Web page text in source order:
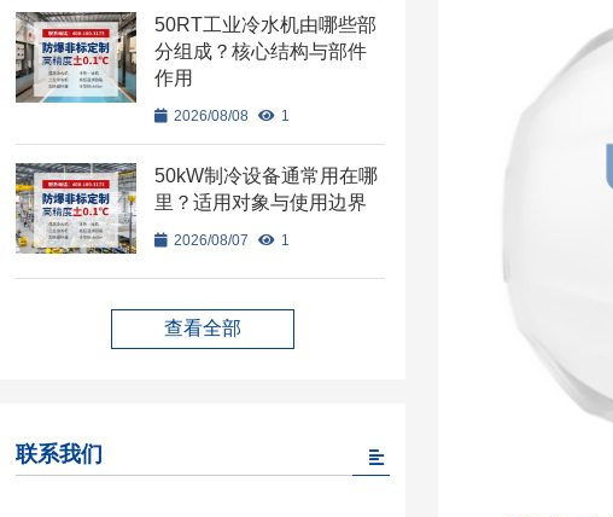
50RT工业冷水机由哪些部
分组成？核心结构与部件
作用
2026/08/08 1
50kW制冷设备通常用在哪
里？适用对象与使用边界
2026/08/07 1
查看全部
联系我们